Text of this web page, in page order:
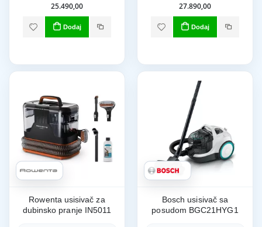
25.490,00
Dodaj
27.890,00
Dodaj
Rowenta usisivač za
dubinsko pranje IN5011
Bosch usisivač sa
posudom BGC21HYG1